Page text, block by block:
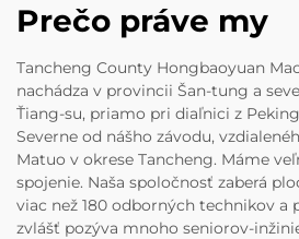
Prečo práve my
Tancheng County Hongbaoyuan
nachádza v provincii Šan-tung a
Ťiang-su, priamo pri diaľnici z
Severne od nášho závodu,
Matuo v okrese Tancheng. Máme
spojenie. Naša spoločnosť zaberá
viac než 180 odborných technikov a
zvlášť pozýva mnoho seniorov-